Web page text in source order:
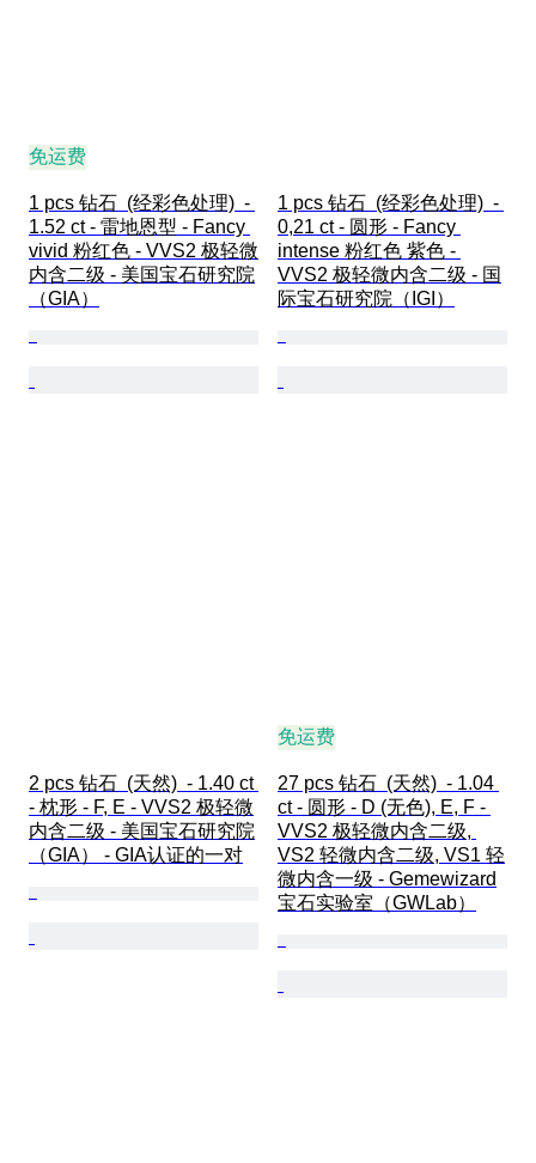
免运费
1 pcs 钻石  (经彩色处理)  -
1.52 ct - 雷地恩型 - Fancy
vivid 粉红色 - VVS2 极轻微
内含二级 - 美国宝石研究院
（GIA）
1 pcs 钻石  (经彩色处理)  -
0,21 ct - 圆形 - Fancy
intense 粉红色 紫色 -
VVS2 极轻微内含二级 - 国
际宝石研究院（IGI）
2 pcs 钻石  (天然)  - 1.40 ct
- 枕形 - F, E - VVS2 极轻微
内含二级 - 美国宝石研究院
（GIA） - GIA认证的一对
免运费
27 pcs 钻石  (天然)  - 1.04
ct - 圆形 - D (无色), E, F -
VVS2 极轻微内含二级,
VS2 轻微内含二级, VS1 轻
微内含一级 - Gemewizard
宝石实验室（GWLab）